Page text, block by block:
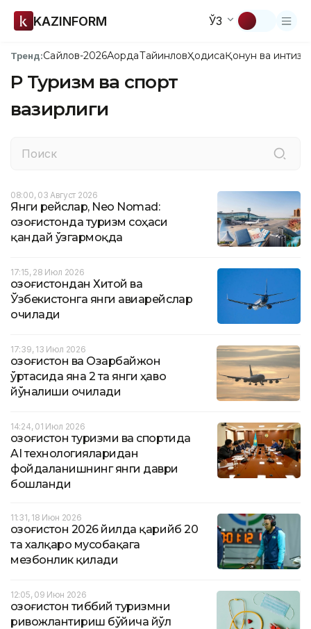
KAZINFORM ЎЗ
Тренд:Сайлов-2026АқордаТайинловҲодисаҚонун ва
ҚР Туризм ва спорт
вазирлиги
08:00, 03 Август 2026
Янги рейслар, Neo Nomad:
Қозоғистонда туризм соҳаси
қандай ўзгармоқда
17:15, 28 Июл 2026
Қозоғистондан Хитой ва
Ўзбекистонга янги авиарейслар
очилади
17:39, 13 Июл 2026
Қозоғистон ва Озарбайжон
ўртасида яна 2 та янги ҳаво
йўналиши очилади
14:24, 01 Июл 2026
Қозоғистон туризми ва спортида
AI технологияларидан
фойдаланишнинг янги даври
бошланди
11:31, 18 Июн 2026
Қозоғистон 2026 йилда қарийб 20
та халқаро мусобақага
мезбонлик қилади
12:05, 09 Июн 2026
Қозоғистон тиббий туризмни
ривожлантириш бўйича йўл